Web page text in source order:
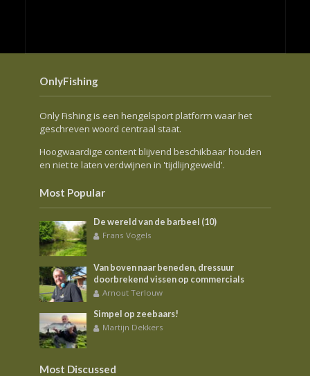
OnlyFishing
Only Fishing is een hengelsport platform waar het
geschreven woord centraal staat.
Hoogwaardige content blijvend beschikbaar houden
en niet te laten verdwijnen in 'tijdlijngeweld'.
Most Popular
De wereld van de barbeel (10)
Frans Vogels
Van boven naar beneden, dressuur
doorbrekend vissen op commercials
Arnout Terlouw
Simpel op zeebaars!
Martijn Dekkers
Most Discussed